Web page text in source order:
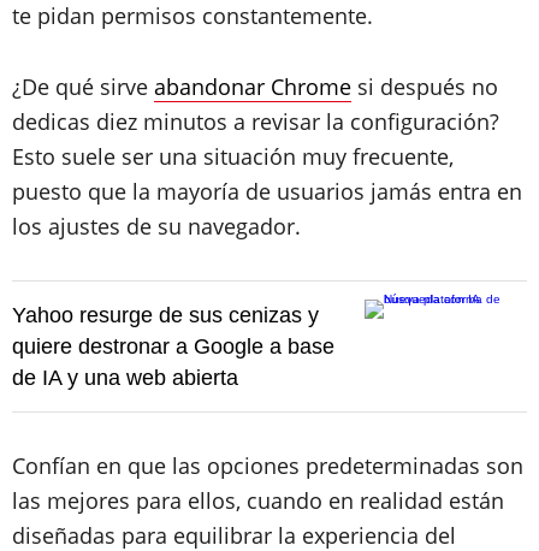
te pidan permisos constantemente.
¿De qué sirve abandonar Chrome si después no
dedicas diez minutos a revisar la configuración?
Esto suele ser una situación muy frecuente,
puesto que la mayoría de usuarios jamás entra en
los ajustes de su navegador.
Yahoo resurge de sus cenizas y
quiere destronar a Google a base
de IA y una web abierta
Confían en que las opciones predeterminadas son
las mejores para ellos, cuando en realidad están
diseñadas para equilibrar la experiencia del